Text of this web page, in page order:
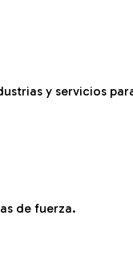
y servicios
de fuerza.